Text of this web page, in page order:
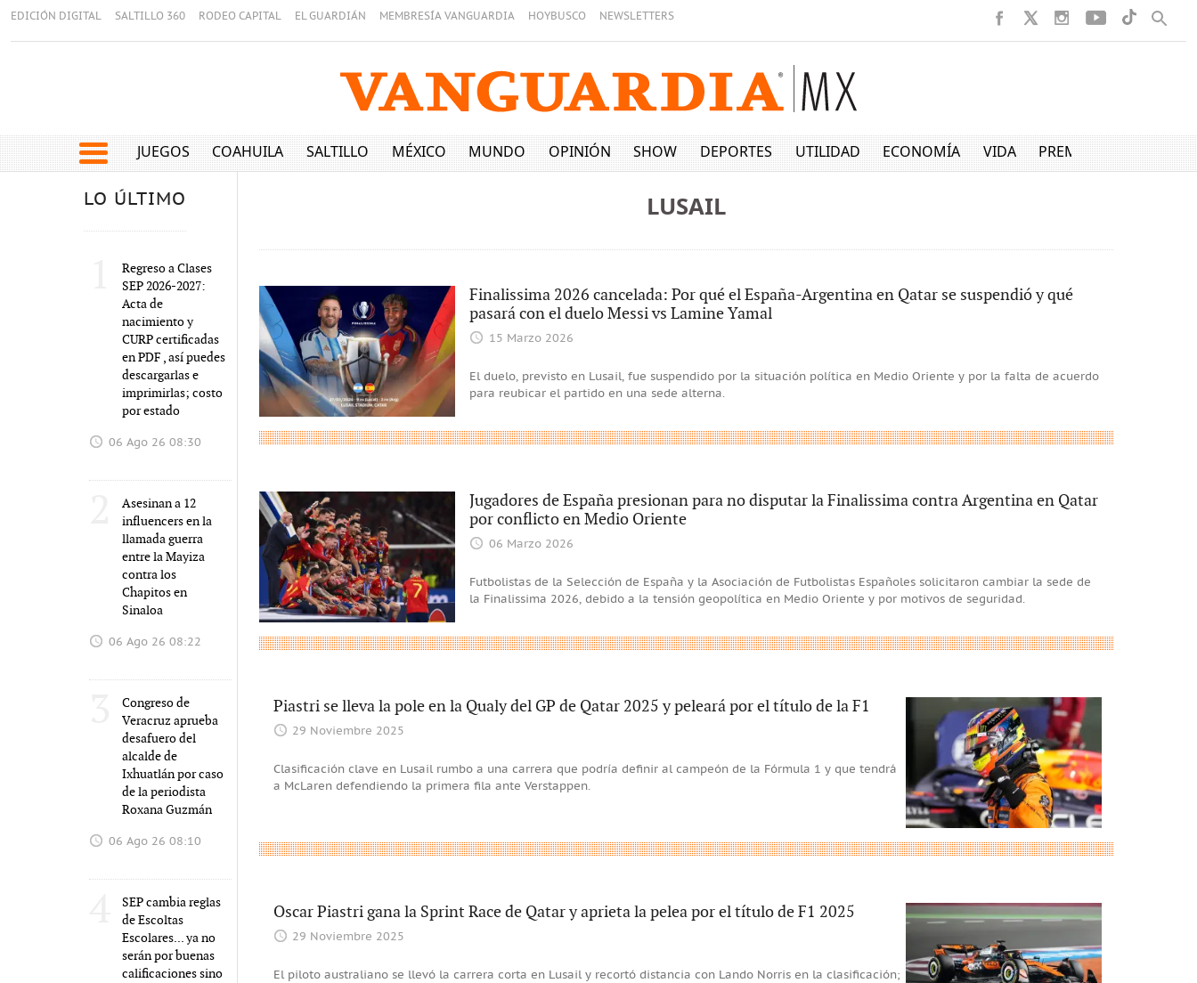
EDICIÓN DIGITAL SALTILLO 360 RODEO CAPITAL EL GUARDIÁN MEMBRESÍA VANGUARDIA HOYBUSCO NEWSLETTERS
JUEGOS COAHUILA SALTILLO MÉXICO MUNDO OPINIÓN SHOW DEPORTES UTILIDAD ECONOMÍA VIDA PREMIUM
LO ÚLTIMO
Regreso a Clases
SEP 2026-2027:
Acta de
nacimiento y
CURP certificadas
en PDF , así puedes
descargarlas e
imprimirlas; costo
por estado
06 Ago 26 08:30
Asesinan a 12
influencers en la
llamada guerra
entre la Mayiza
contra los
Chapitos en
Sinaloa
06 Ago 26 08:22
Congreso de
Veracruz aprueba
desafuero del
alcalde de
Ixhuatlán por caso
de la periodista
Roxana Guzmán
06 Ago 26 08:10
SEP cambia reglas
de Escoltas
Escolares... ya no
serán por buenas
calificaciones sino
LUSAIL
Finalissima 2026 cancelada: Por qué el España-Argentina en Qatar se suspendió y qué
pasará con el duelo Messi vs Lamine Yamal
15 Marzo 2026
El duelo, previsto en Lusail, fue suspendido por la situación política en Medio Oriente y por la falta de acuerdo
para reubicar el partido en una sede alterna.
Jugadores de España presionan para no disputar la Finalissima contra Argentina en Qatar
por conflicto en Medio Oriente
06 Marzo 2026
Futbolistas de la Selección de España y la Asociación de Futbolistas Españoles solicitaron cambiar la sede de
la Finalissima 2026, debido a la tensión geopolítica en Medio Oriente y por motivos de seguridad.
Piastri se lleva la pole en la Qualy del GP de Qatar 2025 y peleará por el título de la F1
29 Noviembre 2025
Clasificación clave en Lusail rumbo a una carrera que podría definir al campeón de la Fórmula 1 y que tendrá
a McLaren defendiendo la primera fila ante Verstappen.
Oscar Piastri gana la Sprint Race de Qatar y aprieta la pelea por el título de F1 2025
29 Noviembre 2025
El piloto australiano se llevó la carrera corta en Lusail y recortó distancia con Lando Norris en la clasificación;